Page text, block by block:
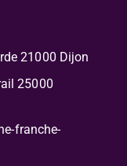
21000 Dijon
25000
franche-